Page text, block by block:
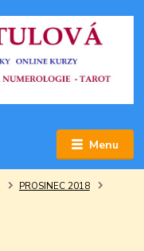
Menu
PROSINEC 2018